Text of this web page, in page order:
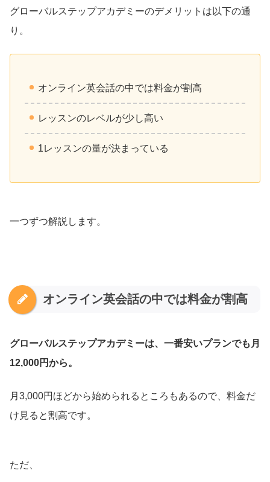
グローバルステップアカデミーのデメリットは以下の通
り。
オンライン英会話の中では料金が割高
レッスンのレベルが少し高い
1レッスンの量が決まっている
一つずつ解説します。
オンライン英会話の中では料金が割高
グローバルステップアカデミーは、一番安いプランでも月
12,000円から。
月3,000円ほどから始められるところもあるので、料金だ
け見ると割高です。
ただ、